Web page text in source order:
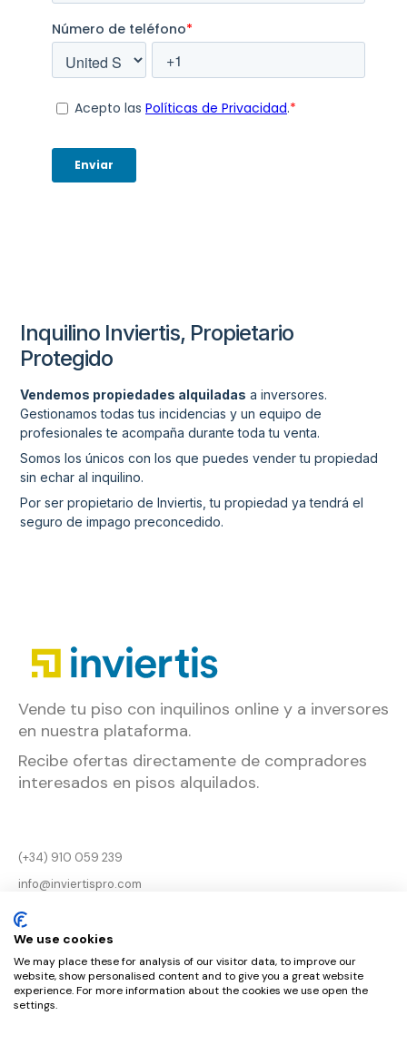
Inquilino Inviertis, Propietario
Protegido
Vendemos propiedades alquiladas a inversores.
Gestionamos todas tus incidencias y un equipo de
profesionales te acompaña durante toda tu venta.
Somos los únicos con los que puedes vender tu propiedad
sin echar al inquilino.
Por ser propietario de Inviertis, tu propiedad ya tendrá el
seguro de impago preconcedido.
Vende tu piso con inquilinos online y a inversores
en nuestra plataforma.
Recibe ofertas directamente de compradores
interesados en pisos alquilados.
(+34) 910 059 239
info@inviertispro.com
Aviso legal
privacidad
política de cookies
We use cookies
We may place these for analysis of our visitor data, to improve our
website, show personalised content and to give you a great website
experience. For more information about the cookies we use open the
settings.